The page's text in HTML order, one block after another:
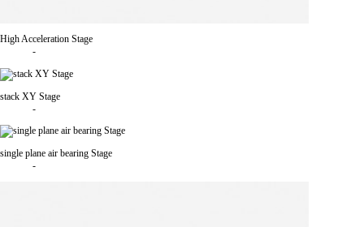
High Acceleration Stage
-
stack XY Stage
-
single plane air bearing Stage
-